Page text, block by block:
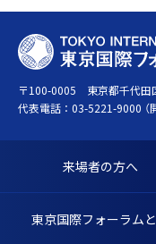
T
O
K
Y
O
N
〒100-0005 東京都千代田
代表電話： 03-5221-9000
来場者の方へ
東京国際フォーラム